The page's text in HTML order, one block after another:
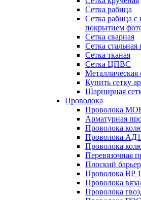
Сетка рабица
Сетка рабица
покрытием
Сетка сварная
Сетка стальная
Сетка тканая
Сетка ЦПВС
Металлическая
Купить сетку
Шарнирная
Проволока
Проволока
Арматурная
Проволока
Проволока АД1
Проволока
Перевязочная
Плоский
Проволока ВР 1
Проволока
Проволока